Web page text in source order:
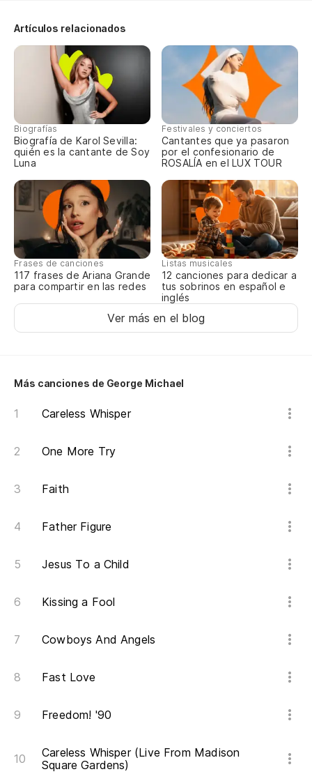
Artículos relacionados
Biografías
Biografía de Karol Sevilla:
quién es la cantante de Soy
Luna
Festivales y conciertos
Cantantes que ya pasaron
por el confesionario de
ROSALÍA en el LUX TOUR
Frases de canciones
117 frases de Ariana Grande
para compartir en las redes
Listas musicales
12 canciones para dedicar a
tus sobrinos en español e
inglés
Ver más en el blog
Más canciones de George Michael
Careless Whisper
One More Try
Faith
Father Figure
Jesus To a Child
Kissing a Fool
Cowboys And Angels
Fast Love
Freedom! '90
Careless Whisper (Live From Madison
Square Gardens)